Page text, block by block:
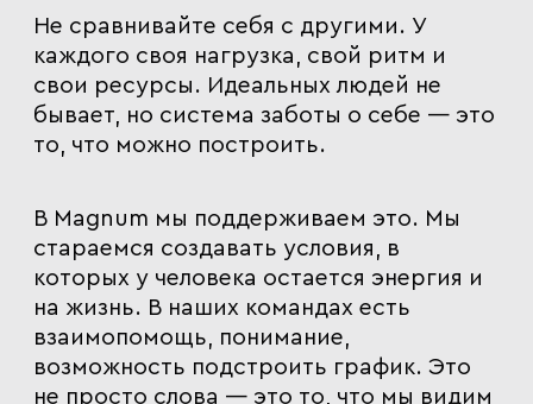
Не сравнивайте себя с другими. У
каждого своя нагрузка, свой ритм и
свои ресурсы. Идеальных людей не
бывает, но система заботы о себе — это
то, что можно построить.
В Magnum мы поддерживаем это. Мы
стараемся создавать условия, в
которых у человека остается энергия и
на жизнь. В наших командах есть
взаимопомощь, понимание,
возможность подстроить график. Это
не просто слова — это то, что мы видим